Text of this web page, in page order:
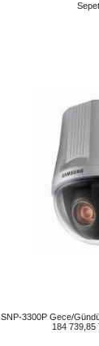
SNP-3300P Gece/
184 739,85